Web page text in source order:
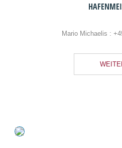
Mario Michaelis :